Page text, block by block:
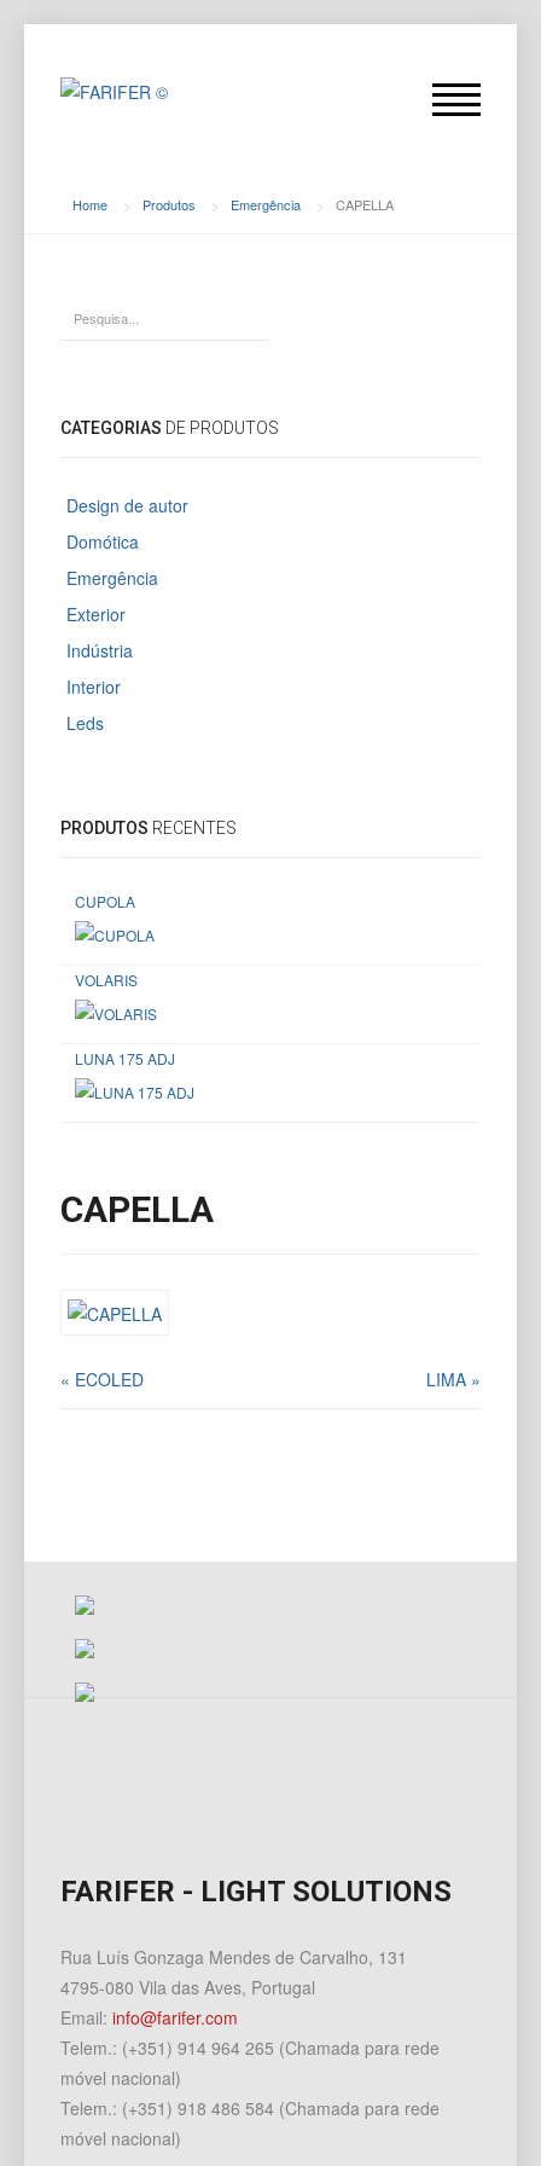
Home > Produtos > Emergência > CAPELLA
CATEGORIAS DE PRODUTOS
Design de autor
Domótica
Emergência
Exterior
Indústria
Interior
Leds
PRODUTOS RECENTES
CUPOLA
VOLARIS
LUNA 175 ADJ
CAPELLA
« ECOLED LIMA »
FARIFER - LIGHT SOLUTIONS
Rua Luís Gonzaga Mendes de Carvalho, 131
4795-080 Vila das Aves, Portugal
Email: info@farifer.com
Telem.: (+351) 914 964 265 (Chamada para rede
móvel nacional)
Telem.: (+351) 918 486 584 (Chamada para rede
móvel nacional)